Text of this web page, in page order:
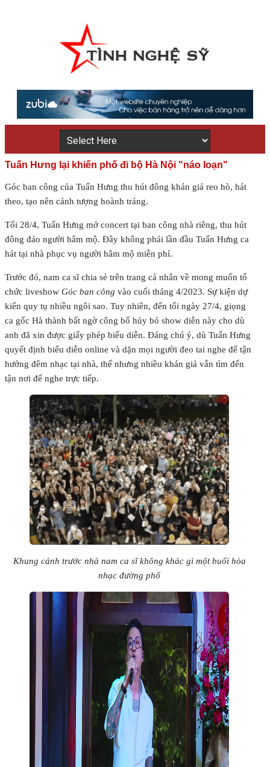
Tuấn Hưng lại khiến phố đi bộ Hà Nội "náo loạn"
Góc ban công của Tuấn Hưng thu hút đông khán giả reo hò, hát
theo, tạo nên cảnh tượng hoành tráng.
Tối 28/4, Tuấn Hưng mở concert tại ban công nhà riêng, thu hút
đông đảo người hâm mộ. Đây không phải lần đầu Tuấn Hưng ca
hát tại nhà phục vụ người hâm mộ miễn phí.
Trước đó, nam ca sĩ chia sẻ trên trang cá nhân về mong muốn tổ
chức liveshow Góc ban công vào cuối tháng 4/2023. Sự kiện dự
kiến quy tụ nhiều ngôi sao. Tuy nhiên, đến tối ngày 27/4, giọng
ca gốc Hà thành bất ngờ công bố hủy bỏ show diễn này cho dù
anh đã xin được giấy phép biểu diễn. Đáng chú ý, dù Tuấn Hưng
quyết định biểu diễn online và dặn mọi người đeo tai nghe để tận
hưởng đêm nhạc tại nhà, thế nhưng nhiều khán giả vẫn tìm đến
tận nơi để nghe trực tiếp.
Khung cảnh trước nhà nam ca sĩ không khác gì một buổi hòa
nhạc đường phố